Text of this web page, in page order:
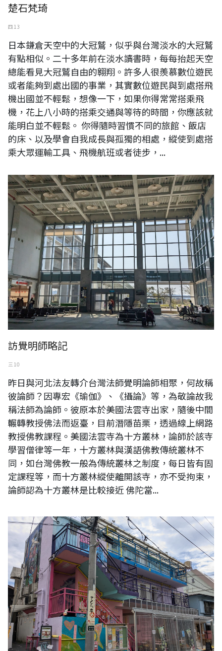
楚石梵琦
四 13
日本鎌倉天空中的大冠鷲，似乎與台灣淡水的大冠鷲
有點相似。二十多年前在淡水讀書時，每每抬起天空
總能看見大冠鷲自由的翱翔。許多人很羨慕數位遊民
或者能夠到處出國的事業，其實數位遊民與到處搭飛
機出國並不輕鬆，想像一下，如果你得常常搭乘飛
機，花上八小時的搭乘交通與等待的時間，你應該就
能明白並不輕鬆。 你得隨時習慣不同的旅館、飯店
的床、以及學會自我成長與孤獨的相處，縱使到處搭
乘大眾運輸工具、飛機航班或者徒步，...
訪覺明師略記
三 10
昨日與河北法友轉介台灣法師覺明論師相聚，何故稱
彼論師？因專宏《瑜伽》、《攝論》等，為敬論故我
稱法師為論師。彼原本於美國法雲寺出家，隨後中間
輾轉教授佛法而返臺，目前潛隱苗栗，透過線上網路
教授佛教課程。美國法雲寺為十方叢林，論師於該寺
學習僧律等一年，十方叢林與漢語佛教傳統叢林不
同，如台灣佛教一般為傳統叢林之制度，每日皆有固
定課程等，而十方叢林縱使離開該寺，亦不受拘束，
論師認為十方叢林是比較接近 佛陀當...
「對於個體化來說，難道我的世界不是也足夠了嗎？」---維根斯坦